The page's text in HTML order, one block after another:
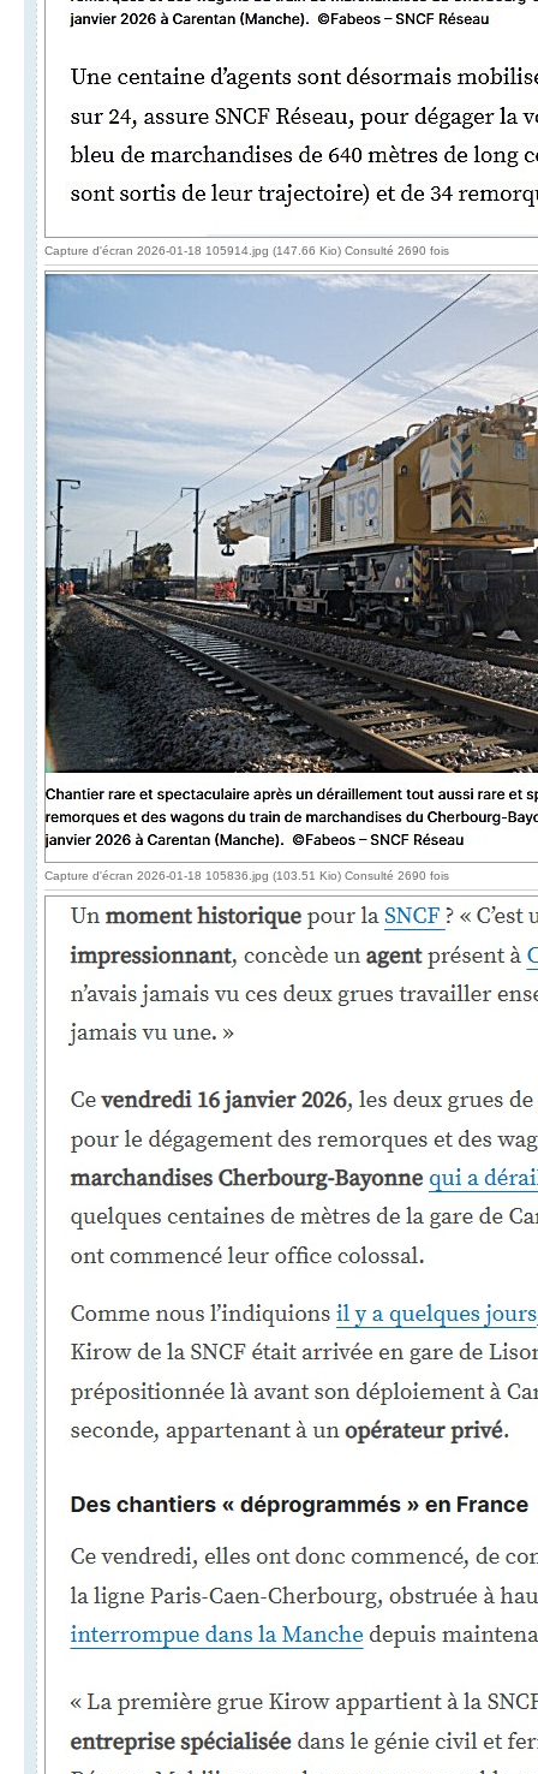
Capture d'écran 2026-01-18 105914.jpg (147.66 Kio) Consulté 2690 fois
Capture d'écran 2026-01-18 105836.jpg (103.51 Kio) Consulté 2690 fois